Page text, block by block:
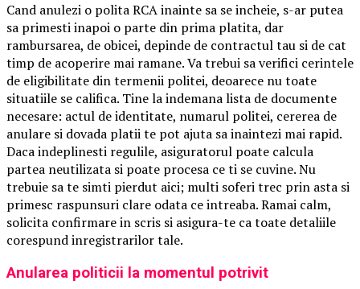
Cand anulezi o polita RCA inainte sa se incheie, s-ar putea
sa primesti inapoi o parte din prima platita, dar
rambursarea, de obicei, depinde de contractul tau si de cat
timp de acoperire mai ramane. Va trebui sa verifici cerintele
de eligibilitate din termenii politei, deoarece nu toate
situatiile se califica. Tine la indemana lista de documente
necesare: actul de identitate, numarul politei, cererea de
anulare si dovada platii te pot ajuta sa inaintezi mai rapid.
Daca indeplinesti regulile, asiguratorul poate calcula
partea neutilizata si poate procesa ce ti se cuvine. Nu
trebuie sa te simti pierdut aici; multi soferi trec prin asta si
primesc raspunsuri clare odata ce intreaba. Ramai calm,
solicita confirmare in scris si asigura-te ca toate detaliile
corespund inregistrarilor tale.
Anularea politicii la momentul potrivit